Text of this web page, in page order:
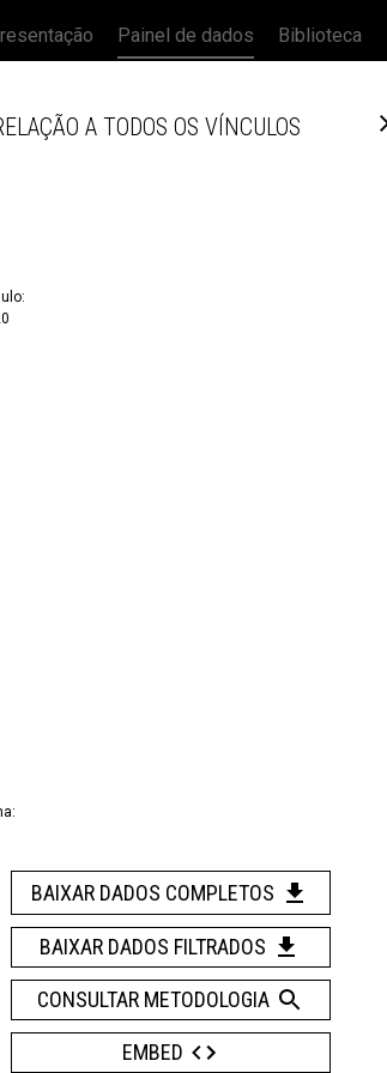
Painel de dados Biblioteca
A TODOS OS VÍNCULOS
BAIXAR DADOS COMPLETOS
BAIXAR DADOS FILTRADOS
CONSULTAR METODOLOGIA
EMBED